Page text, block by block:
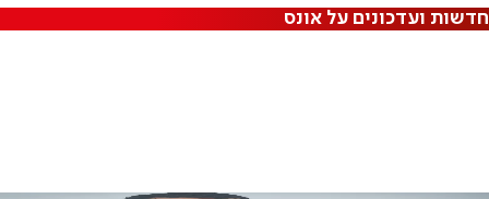
חדשות ועדכונים על אונס